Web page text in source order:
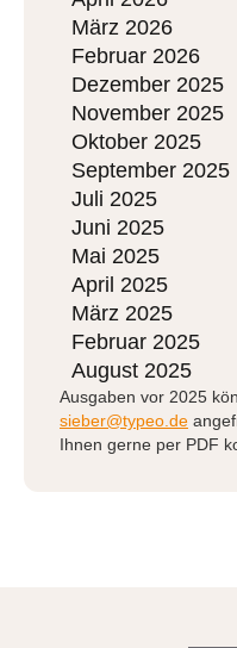
März 2026
Februar 2026
Dezember 2025
November 2025
Oktober 2025
September 2025
Juli 2025
Juni 2025
Mai 2025
April 2025
März 2025
Februar 2025
August 2025
Ausgaben vor 2025
sieber@typeo.de
Ihnen gerne per PDF